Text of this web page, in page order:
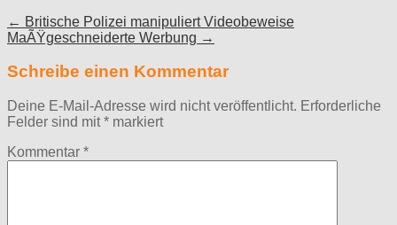
Post
navigation
← Britische Polizei manipuliert Videobeweise
MaÃŸgeschneiderte Werbung →
Schreibe einen Kommentar
Deine E-Mail-Adresse wird nicht veröffentlicht. Erforderliche
Felder sind mit* markiert
Kommentar *